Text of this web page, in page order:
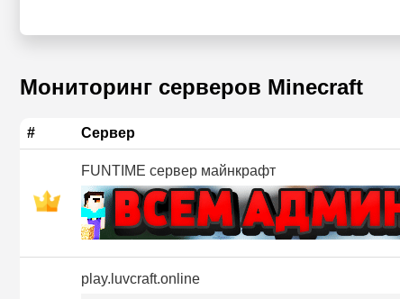
Мониторинг серверов Minecraft
# Сервер
FUNTIME сервер майнкрафт
play.luvcraft.online